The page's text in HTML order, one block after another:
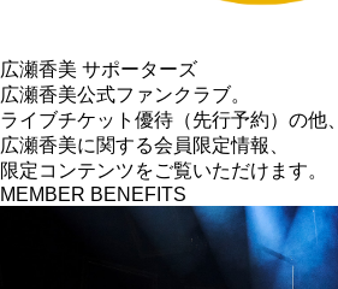
広瀬香美 サポーターズ
広瀬香美公式ファンクラブ。
ライブチケット優待（先行予約）の他、
広瀬香美に関する会員限定情報、
限定コンテンツをご覧いただけます。
MEMBER BENEFITS